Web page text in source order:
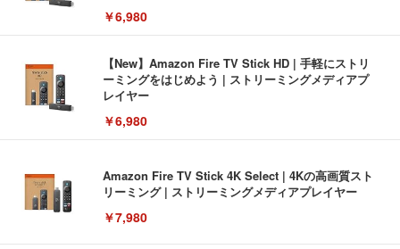
￥6,980
【New】Amazon Fire TV Stick HD | 手軽にストリ
ーミングをはじめよう | ストリーミングメディアプ
レイヤー
￥6,980
Amazon Fire TV Stick 4K Select | 4Kの高画質スト
リーミング | ストリーミングメディアプレイヤー
￥7,980